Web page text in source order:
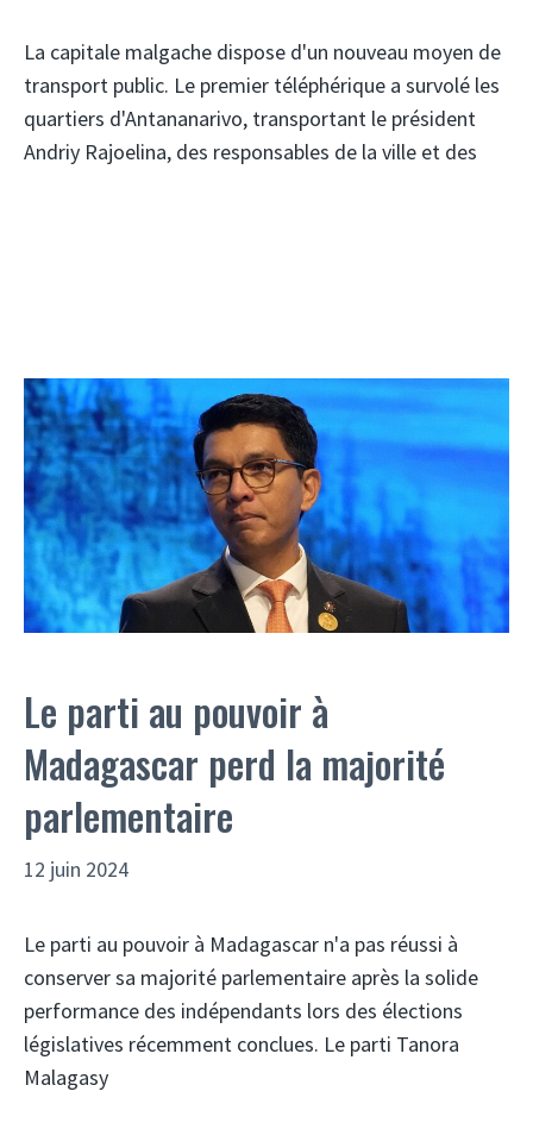
La capitale malgache dispose d'un nouveau moyen de
transport public. Le premier téléphérique a survolé les
quartiers d'Antananarivo, transportant le président
Andriy Rajoelina, des responsables de la ville et des
Le parti au pouvoir à
Madagascar perd la majorité
parlementaire
12 juin 2024
Le parti au pouvoir à Madagascar n'a pas réussi à
conserver sa majorité parlementaire après la solide
performance des indépendants lors des élections
législatives récemment conclues. Le parti Tanora
Malagasy